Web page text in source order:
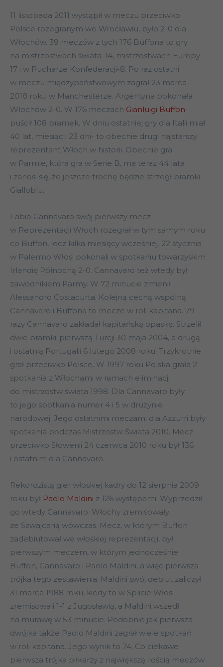
11 listopada 2011 wystąpił w meczu przeciwko
Polsce rozegranym we Wrocławiu, było 2-0 dla
Włochów. 39 meczów z tych 176 Buffona to gry
na mistrzostwach świata-14, mistrzostwach Europy-
17 i w Pucharze Konfederacji-8. Po raz ostatni
w meczu międzypaństwowym zagrał 23 marca
2018 roku w Manchesterze. Argentyna pokonała
Włochów 2-0. W 176 meczach Gianluigi Buffon
puścił 108 bramek. W dniu ostatniej gry dla Italii miał
40 lat, miesiąc i 23 dni- to obecnie drugi najstarszy
reprezentant Włoch w historii. Obecnie gra
w Parmie, która gra w Serie B, ma teraz 44 lata
i zanosi się, że jeszcze trochę będzie strzegł bramki
Gialloblu.
Fabio Cannavaro swój pierwszy mecz
w Reprezentacji Włoch rozegrał w tym samym roku
co Buffon, lecz kilka miesięcy wcześniej. 22 stycznia
w Palermo Włosi pokonali w spotkaniu towarzyskim
Irlandię Północną 2-0. Cannavaro też wtedy był
zawodnikiem Parmy. W 72 minucie zmienił
Alessandro Costacurta. Kolejną cechą wspólną
Cannavaro i Buffona to mecze w roli kapitana. 79
razy Cannavaro zakładał kapitańską opaskę. Strzelił
dwie bramki-pierwszą Turcji 30 maja 2004, a drugą
i ostatnią Portugalii 6 lutego 2008 roku. Trzykrotnie
grał przeciwko Polsce. W 1997 roku Polska grała 2
spotkania z Włochami w ramach eliminacji
do mistrzostw świata 1998. Dla Cannavaro były
to jego spotkania numer 4 i 5 w drużynie
narodowej. Jego ostatnimi meczami dla Azzurri były
spotkania podczas Mistrzostw Świata 2010. Mecz
przeciwko Słowenii 24 czerwca 2010 roku był 136
i ostatnim dla Cannavaro.
Rekordzistą gier włoskiej kadry do 12 sierpnia 2009
roku był Paolo Maldini z 126 występami. Wyprzedził
go wtedy Cannavaro. Włochy zremisowały
ze Szwajcarią wówczas. Mecz, w którym Buffon
zadebiutował we włoskiej reprezentacji, był
pierwszym meczem, w którym jednocześnie
Buffon, Cannavaro i Paolo Maldini, a więc pierwsza
trójka tego zestawienia. Maldini swój debiut zaliczył
31 marca 1988 roku, kiedy to w Splicie Włosi
zremisowali 1-1 z Jugosławią, a Maldini wszedł
na murawę w 53 minucie. Podobnie jak pierwsza
dwójka także Paolo Maldini zagrał wiele spotkań
w roli kapitana. Jego wynik to 74. Co ciekawe
pierwsza trójka piłkarzy z największą ilością meczów